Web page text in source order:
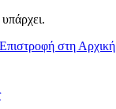
Επιστροφή στη Αρχική